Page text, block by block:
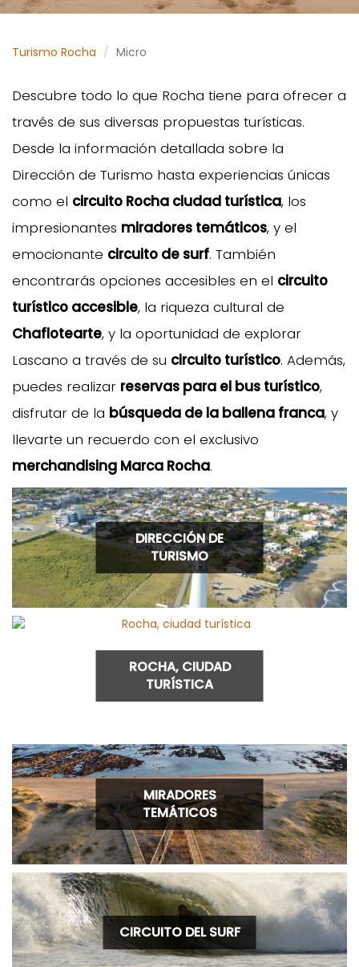
Turismo Rocha Micro
Descubre todo lo que Rocha tiene para ofrecer a
través de sus diversas propuestas turísticas.
Desde la información detallada sobre la
Dirección de Turismo hasta experiencias únicas
como el circuito Rocha ciudad turística, los
impresionantes miradores temáticos, y el
emocionante circuito de surf. También
encontrarás opciones accesibles en el circuito
turístico accesible, la riqueza cultural de
Chaflotearte, y la oportunidad de explorar
Lascano a través de su circuito turístico. Además,
puedes realizar reservas para el bus turístico,
disfrutar de la búsqueda de la ballena franca, y
llevarte un recuerdo con el exclusivo
merchandising Marca Rocha.
DIRECCIÓN DE
TURISMO
ROCHA, CIUDAD
TURÍSTICA
MIRADORES
TEMÁTICOS
CIRCUITO DEL SURF